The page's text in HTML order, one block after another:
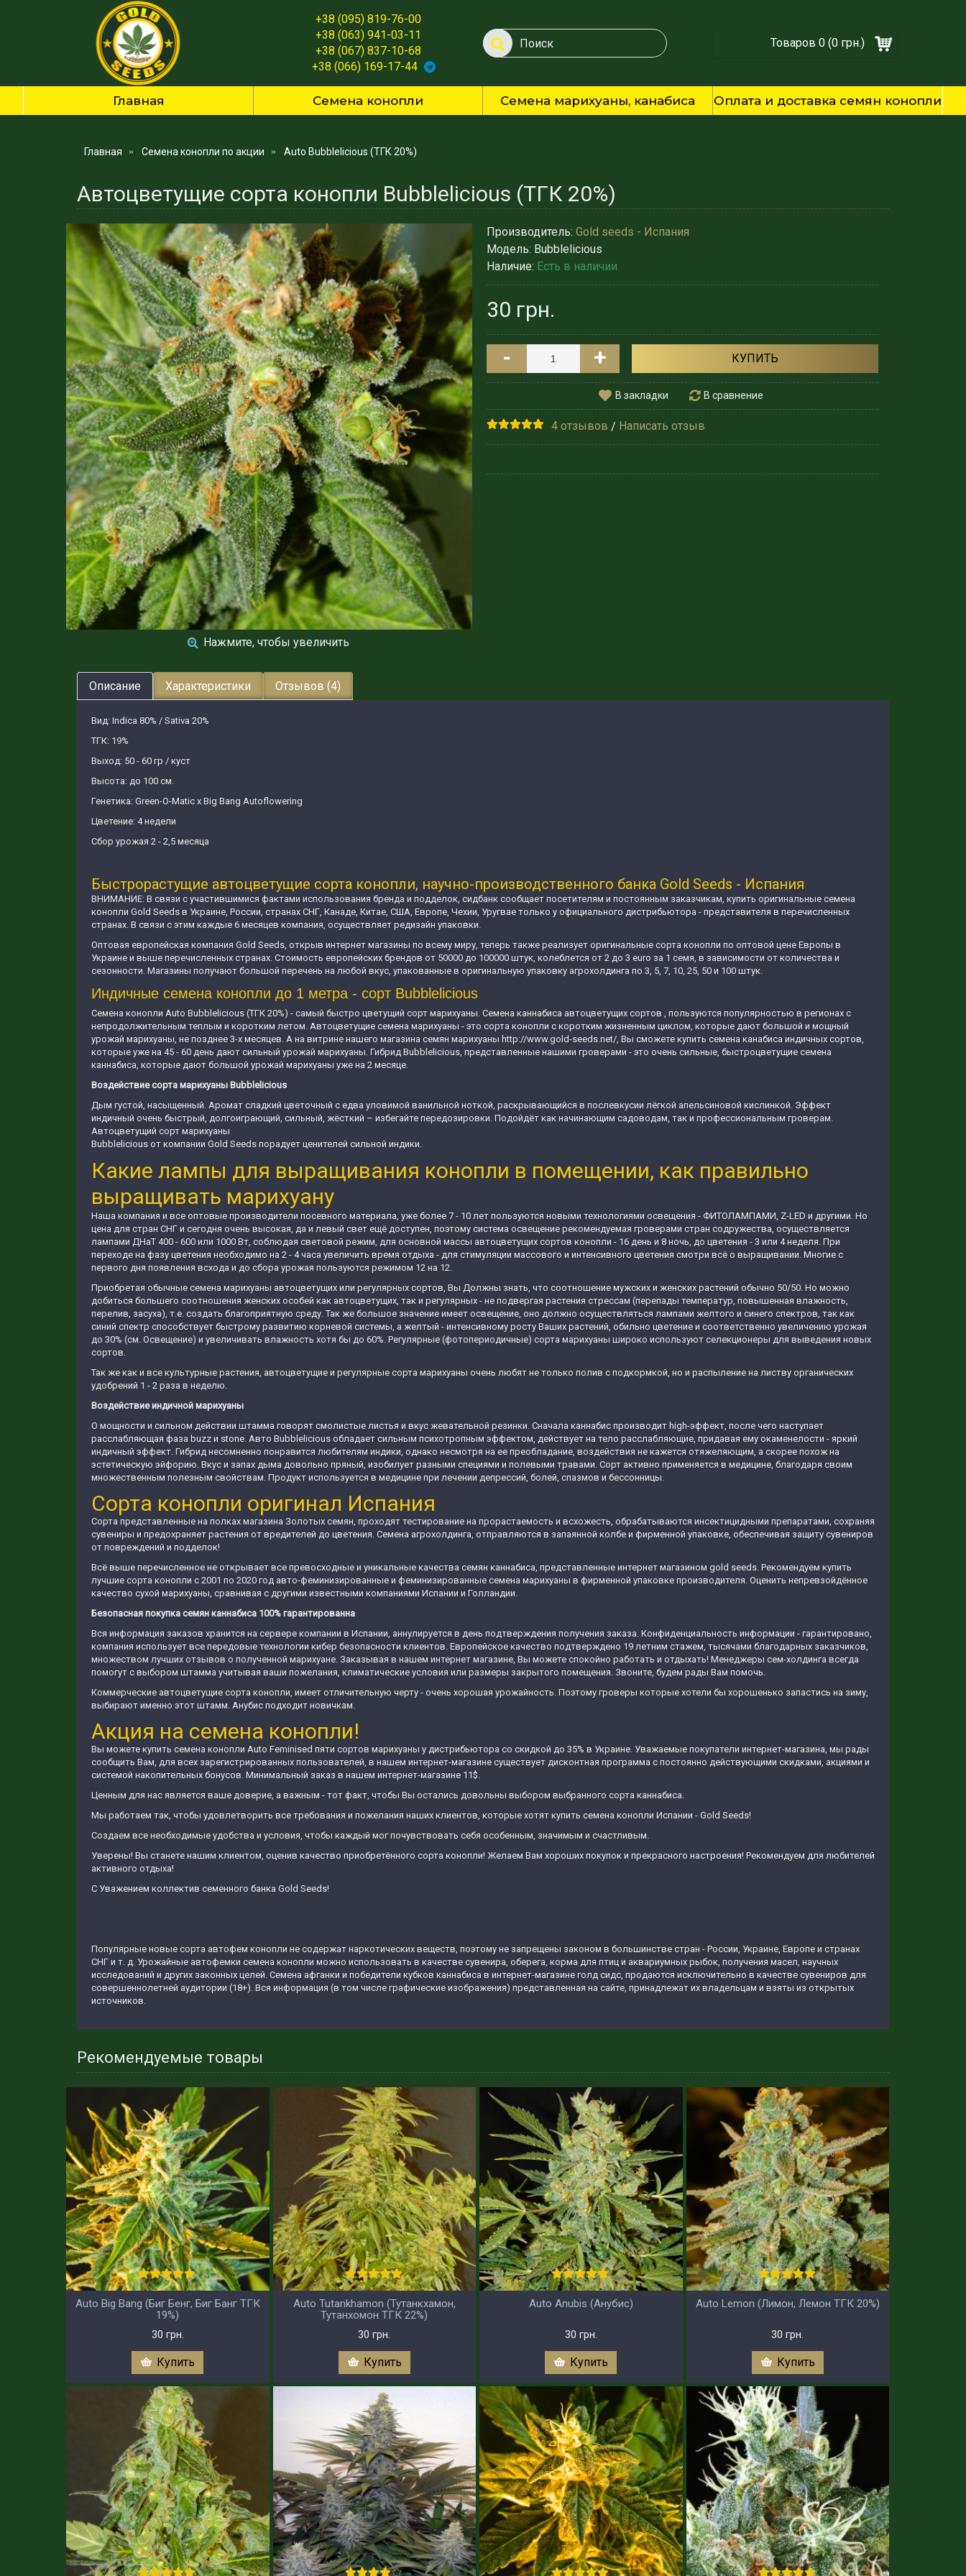
+38 (095) 819-76-00
+38 (063) 941-03-11
+38 (067) 837-10-68
+38 (066) 169-17-44
Товаров 0 (0 грн.)
Главная Семена конопли Семена марихуаны, канабиса Оплата и доставка семян конопли
Главная Семена конопли по акции Auto Bubblelicious (ТГК 20%)
Автоцветущие сорта конопли Bubblelicious (ТГК 20%)
Нажмите, чтобы увеличить
Производитель: Gold seeds - Испания
Модель: Bubblelicious
Наличие: Есть в наличии
30 грн.
-
+ КУПИТЬ
В закладки В сравнение
4 отзывов / Написать отзыв
Описание Характеристики Отзывов (4)
Вид: Indica 80% / Sativa 20%
ТГК: 19%
Выход: 50 - 60 гр / куст
Высота: до 100 см.
Генетика: Green-O-Matic x Big Bang Autoflowering
Цветение: 4 недели
Сбор урожая 2 - 2,5 месяца
Быстрорастущие автоцветущие сорта конопли, научно-производственного банка Gold Seeds - Испания
ВНИМАНИЕ: В связи с участившимися фактами использования бренда и подделок, сидбанк сообщает посетителям и постоянным заказчикам, купить оригинальные семена
конопли Gold Seeds в Украине, России, странах СНГ, Канаде, Китае, США, Европе, Чехии, Уругвае только у официального дистрибьютора - представителя в перечисленных
странах. В связи с этим каждые 6 месяцев компания, осуществляет редизайн упаковки.
Оптовая европейская компания Gold Seeds, открыв интернет магазины по всему миру, теперь также реализует оригинальные сорта конопли по оптовой цене Европы в
Украине и выше перечисленных странах. Стоимость европейских брендов от 50000 до 100000 штук, колеблется от 2 до 3 euro за 1 семя, в зависимости от количества и
сезонности. Магазины получают большой перечень на любой вкус, упакованные в оригинальную упаковку агрохолдинга по 3, 5, 7, 10, 25, 50 и 100 штук.
Индичные семена конопли до 1 метра - сорт Bubblelicious
Семена конопли Auto Bubblelicious (ТГК 20%) - самый быстро цветущий сорт марихуаны. Семена каннабиса автоцветущих сортов , пользуются популярностью в регионах с
непродолжительным теплым и коротким летом. Автоцветущие семена марихуаны - это сорта конопли с коротким жизненным циклом, которые дают большой и мощный
урожай марихуаны, не позднее 3-х месяцев. А на витрине нашего магазина семян марихуаны http://www.gold-seeds.net/, Вы сможете купить семена канабиса индичных сортов,
которые уже на 45 - 60 день дают сильный урожай марихуаны. Гибрид Bubblelicious, представленные нашими гроверами - это очень сильные, быстроцветущие семена
каннабиса, которые дают большой урожай марихуаны уже на 2 месяце.
Воздействие сорта марихуаны Bubblelicious
Дым густой, насыщенный. Аромат сладкий цветочный с едва уловимой ванильной ноткой, раскрывающийся в послевкусии лёгкой апельсиновой кислинкой. Эффект
индичный очень быстрый, долгоиграющий, сильный, жёсткий – избегайте передозировки. Подойдёт как начинающим садоводам, так и профессиональным гроверам.
Автоцветущий сорт марихуаны
Bubblelicious от компании Gold Seeds порадует ценителей сильной индики.
Какие лампы для выращивания конопли в помещении, как правильно
выращивать марихуану
Наша компания и все оптовые производители посевного материала, уже более 7 - 10 лет пользуются новыми технологиями освещения - ФИТОЛАМПАМИ, Z-LED и другими. Но
цена для стран СНГ и сегодня очень высокая, да и левый свет ещё доступен, поэтому система освещение рекомендуемая гроверами стран содружества, осуществляется
лампами ДНаТ 400 - 600 или 1000 Вт, соблюдая световой режим, для основной массы автоцветущих сортов конопли - 16 день и 8 ночь, до цветения - 3 или 4 неделя. При
переходе на фазу цветения необходимо на 2 - 4 часа увеличить время отдыха - для стимуляции массового и интенсивного цветения смотри всё о выращивании. Многие с
первого дня появления всхода и до сбора урожая пользуются режимом 12 на 12.
Приобретая обычные семена марихуаны автоцветущих или регулярных сортов, Вы Должны знать, что соотношение мужских и женских растений обычно 50/50. Но можно
добиться большего соотношения женских особей как автоцветущих, так и регулярных - не подвергая растения стрессам (перепады температур, повышенная влажность,
перелив, засуха), т.е. создать благоприятную среду. Так же большое значение имеет освещение, оно должно осуществляться лампами желтого и синего спектров, так как
синий спектр способствует быстрому развитию корневой системы, а желтый - интенсивному росту Ваших растений, обильно цветение и соответственно увеличению урожая
до 30% (см. Освещение) и увеличивать влажность хотя бы до 60%. Регулярные (фотопериодичные) сорта марихуаны широко используют селекционеры для выведения новых
сортов.
Так же как и все культурные растения, автоцветущие и регулярные сорта марихуаны очень любят не только полив с подкормкой, но и распыление на листву органических
удобрений 1 - 2 раза в неделю.
Воздействие индичной марихуаны
О мощности и сильном действии штамма говорят смолистые листья и вкус жевательной резинки. Сначала каннабис производит high-эффект, после чего наступает
расслабляющая фаза buzz и stone. Авто Bubblelicious обладает сильным психотропным эффектом, действует на тело расслабляющие, придавая ему окаменелости - яркий
индичный эффект. Гибрид несомненно понравится любителям индики, однако несмотря на ее преобладание, воздействия не кажется отяжеляющим, а скорее похож на
эстетическую эйфорию. Вкус и запах дыма довольно пряный, изобилует разными специями и полевыми травами. Сорт активно применяется в медицине, благодаря своим
множественным полезным свойствам. Продукт используется в медицине при лечении депрессий, болей, спазмов и бессонницы.
Сорта конопли оригинал Испания
Сорта представленные на полках магазина Золотых семян, проходят тестирование на прорастаемость и всхожесть, обрабатываются инсектицидными препаратами, сохраняя
сувениры и предохраняет растения от вредителей до цветения. Семена агрохолдинга, отправляются в запаянной колбе и фирменной упаковке, обеспечивая защиту сувениров
от повреждений и подделок!
Всё выше перечисленное не открывает все превосходные и уникальные качества семян каннабиса, представленные интернет магазином gold seeds. Рекомендуем купить
лучшие сорта конопли с 2001 по 2020 год авто-феминизированные и феминизированные семена марихуаны в фирменной упаковке производителя. Оценить непревзойдённое
качество сухой марихуаны, сравнивая с другими известными компаниями Испании и Голландии.
Безопасная покупка семян каннабиса 100% гарантированна
Вся информация заказов хранится на сервере компании в Испании, аннулируется в день подтверждения получения заказа. Конфиденциальность информации - гарантировано,
компания использует все передовые технологии кибер безопасности клиентов. Европейское качество подтверждено 19 летним стажем, тысячами благодарных заказчиков,
множеством лучших отзывов о полученной марихуане. Заказывая в нашем интернет магазине, Вы можете спокойно работать и отдыхать! Менеджеры сем-холдинга всегда
помогут с выбором штамма учитывая ваши пожелания, климатические условия или размеры закрытого помещения. Звоните, будем рады Вам помочь.
Коммерческие автоцветущие сорта конопли, имеет отличительную черту - очень хорошая урожайность. Поэтому гроверы которые хотели бы хорошенько запастись на зиму,
выбирают именно этот штамм. Анубис подходит новичкам.
Акция на семена конопли!
Вы можете купить семена конопли Auto Feminised пяти сортов марихуаны у дистрибьютора со скидкой до 35% в Украине. Уважаемые покупатели интернет-магазина, мы рады
сообщить Вам, для всех зарегистрированных пользователей, в нашем интернет-магазине существует дисконтная программа с постоянно действующими скидками, акциями и
системой накопительных бонусов. Минимальный заказ в нашем интернет-магазине 11$.
Ценным для нас является ваше доверие, а важным - тот факт, чтобы Вы остались довольны выбором выбранного сорта каннабиса.
Мы работаем так, чтобы удовлетворить все требования и пожелания наших клиентов, которые хотят купить семена конопли Испании - Gold Seeds!
Создаем все необходимые удобства и условия, чтобы каждый мог почувствовать себя особенным, значимым и счастливым.
Уверены! Вы станете нашим клиентом, оценив качество приобретённого сорта конопли! Желаем Вам хороших покупок и прекрасного настроения! Рекомендуем для любителей
активного отдыха!
С Уважением коллектив семенного банка Gold Seeds!
Популярные новые сорта автофем конопли не содержат наркотических веществ, поэтому не запрещены законом в большинстве стран - России, Украине, Европе и странах
СНГ и т. д. Урожайные автофемки семена конопли можно использовать в качестве сувенира, оберега, корма для птиц и аквариумных рыбок, получения масел, научных
исследований и других законных целей. Семена афганки и победители кубков каннабиса в интернет-магазине голд сидс, продаются исключительно в качестве сувениров для
совершеннолетней аудитории (18+). Вся информация (в том числе графические изображения) представленная на сайте, принадлежат их владельцам и взяты из открытых
источников.
Рекомендуемые товары
Auto Big Bang (Биг Бенг, Биг Банг ТГК
19%)
30 грн.
Купить
Auto Tutankhamon (Тутанкхамон,
Тутанхомон ТГК 22%)
30 грн.
Купить
Auto Anubis (Анубис)
30 грн.
Купить
Auto Lemon (Лимон, Лемон ТГК 20%)
30 грн.
Купить